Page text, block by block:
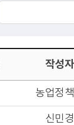
작성자
농업정
신민경